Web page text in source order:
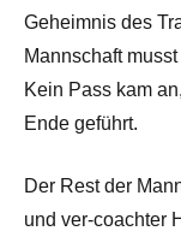
Geheimnis des
Mannschaft
Kein Pass kam
Ende geführt.
Der Rest der
und ver-coachter